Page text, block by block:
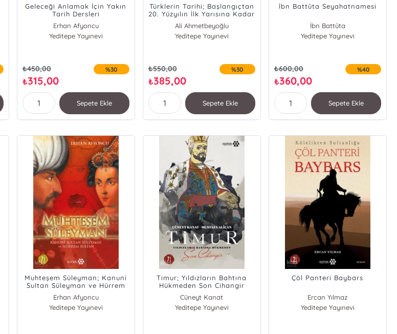
Geleceği Anlamak İçin Yakın
Tarih Dersleri
Erhan Afyoncu
Yeditepe Yayınevi
₺450,00
₺315,00
%30
Sepete Ekle
Türklerin Tarihi; Başlangıçtan
20. Yüzyılın İlk Yarısına Kadar
Ali Ahmetbeyoğlu
Erhan Afyoncu
İlyas Topsakal
Dinçer Koç
Yeditepe Yayınevi
₺550,00
₺385,00
%30
Sepete Ekle
İbn Battûta Seyahatnamesi
İbn Battûta
Yeditepe Yayınevi
₺600,00
₺360,00
%40
Sepete Ekle
Muhteşem Süleyman; Kanuni
Sultan Süleyman ve Hürrem
Sultan
Erhan Afyoncu
Yeditepe Yayınevi
Timur; Yıldızların Bahtına
Hükmeden Son Cihangir
Cüneyt Kanat
Mustafa Alican
Yeditepe Yayınevi
Çöl Panteri Baybars
Ercan Yılmaz
Yeditepe Yayınevi